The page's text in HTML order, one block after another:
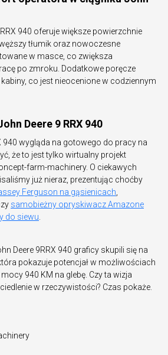
940 oferuje większe powierzchnie
tłumik oraz nowoczesne
w masce, co zwiększa
po zmroku. Dodatkowe poręcze
co jest nieocenione w codziennym
Deere 9 RRX 940
940 wygląda na gotowego do pracy na
że to jest tylko wirtualny projekt
farm-machinery. O ciekawych
już nieraz, prezentując choćby
Ferguson na gąsienicach
samobieżny opryskiwacz Amazone
do siewu
Deere 9RRX 940 graficy skupili się na
pokazuje potencjał w możliwościach
940 KM na glebę. Czy ta wizja
w rzeczywistości? Czas pokaże.